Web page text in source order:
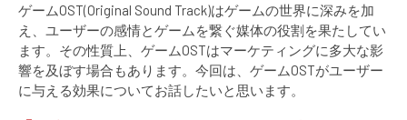
ゲームOST(Original Sound Track)はゲームの世界に深みを加
え、ユーザーの感情とゲームを繋ぐ媒体の役割を果たしてい
ます。その性質上、ゲームOSTはマーケティングに多大な影
響を及ぼす場合もあります。今回は、ゲームOSTがユーザー
に与える効果についてお話したいと思います。